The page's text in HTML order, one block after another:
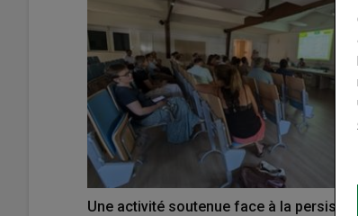
Une activité soutenue face à la